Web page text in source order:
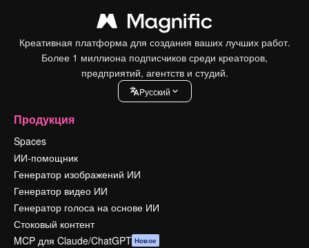
Креативная платформа для создания ваших лучших работ.
Более 1 миллиона подписчиков среди креаторов,
предприятий, агентств и студий.
Pусский
Продукция
Spaces
ИИ-помощник
Генератор изображений ИИ
Генератор видео ИИ
Генератор голоса на основе ИИ
Стоковый контент
MCP для Claude/ChatGPT Новое